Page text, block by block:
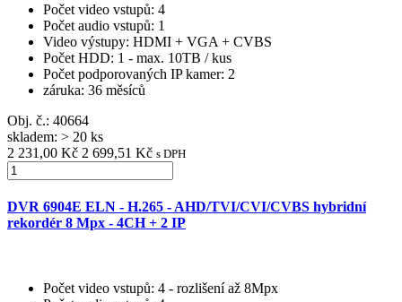
Počet video vstupů: 4
Počet audio vstupů: 1
Video výstupy: HDMI + VGA + CVBS
Počet HDD: 1 - max. 10TB / kus
Počet podporovaných IP kamer: 2
záruka: 36 měsíců
Obj. č.: 40664
skladem: > 20 ks
2 231,00 Kč 2 699,51 Kč s DPH
DVR 6904E ELN - H.265 - AHD/TVI/CVI/CVBS hybridní
rekordér 8 Mpx - 4CH + 2 IP
Počet video vstupů: 4 - rozlišení až 8Mpx